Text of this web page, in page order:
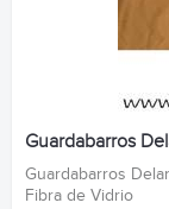
Guardabarros
Guardabarros
Fibra de Vidrio